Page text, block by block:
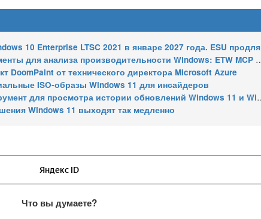
LTSC 2021 в январе 2027 года. ESU продлят обновления до января 2030 года
анализа производительности Windows: ETW MCP и WPA MCP
DoomPaint от технического директора Microsoft Azure
ISO-образы Windows 11 для инсайдеров
истории обновлений Windows 11 и Windows 10 получил улучшения
Windows 11 выходят так медленно